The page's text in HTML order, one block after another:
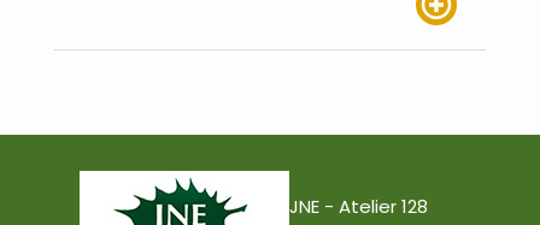
JNE - Atelier 128